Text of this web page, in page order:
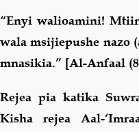
“Enyi walioamini!
wala msijiepushe nazo
mnasikia.” [Al-Anfaal
Rejea pia katika
Kisha rejea Aal-